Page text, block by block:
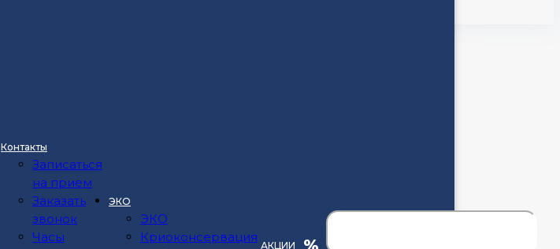
АКЦИИ
Контакты
Записаться
на прием
Заказать
звонок
Часы
ЭКО
ЭКО
Криоконсервация